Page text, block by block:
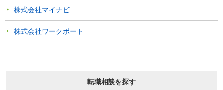
株式会社マイナビ
株式会社ワークポート
転職相談を探す